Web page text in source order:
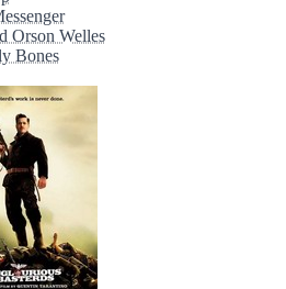
Orson Welles
Bones